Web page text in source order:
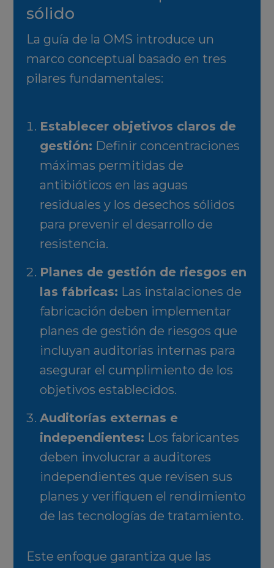
sólido
La guía de la OMS introduce un
marco conceptual basado en tres
pilares fundamentales:
Establecer objetivos claros de
gestión: Definir concentraciones
máximas permitidas de
antibióticos en las aguas
residuales y los desechos sólidos
para prevenir el desarrollo de
resistencia.
Planes de gestión de riesgos en
las fábricas: Las instalaciones de
fabricación deben implementar
planes de gestión de riesgos que
incluyan auditorías internas para
asegurar el cumplimiento de los
objetivos establecidos.
Auditorías externas e
independientes: Los fabricantes
deben involucrar a auditores
independientes que revisen sus
planes y verifiquen el rendimiento
de las tecnologías de tratamiento.
Este enfoque garantiza que las